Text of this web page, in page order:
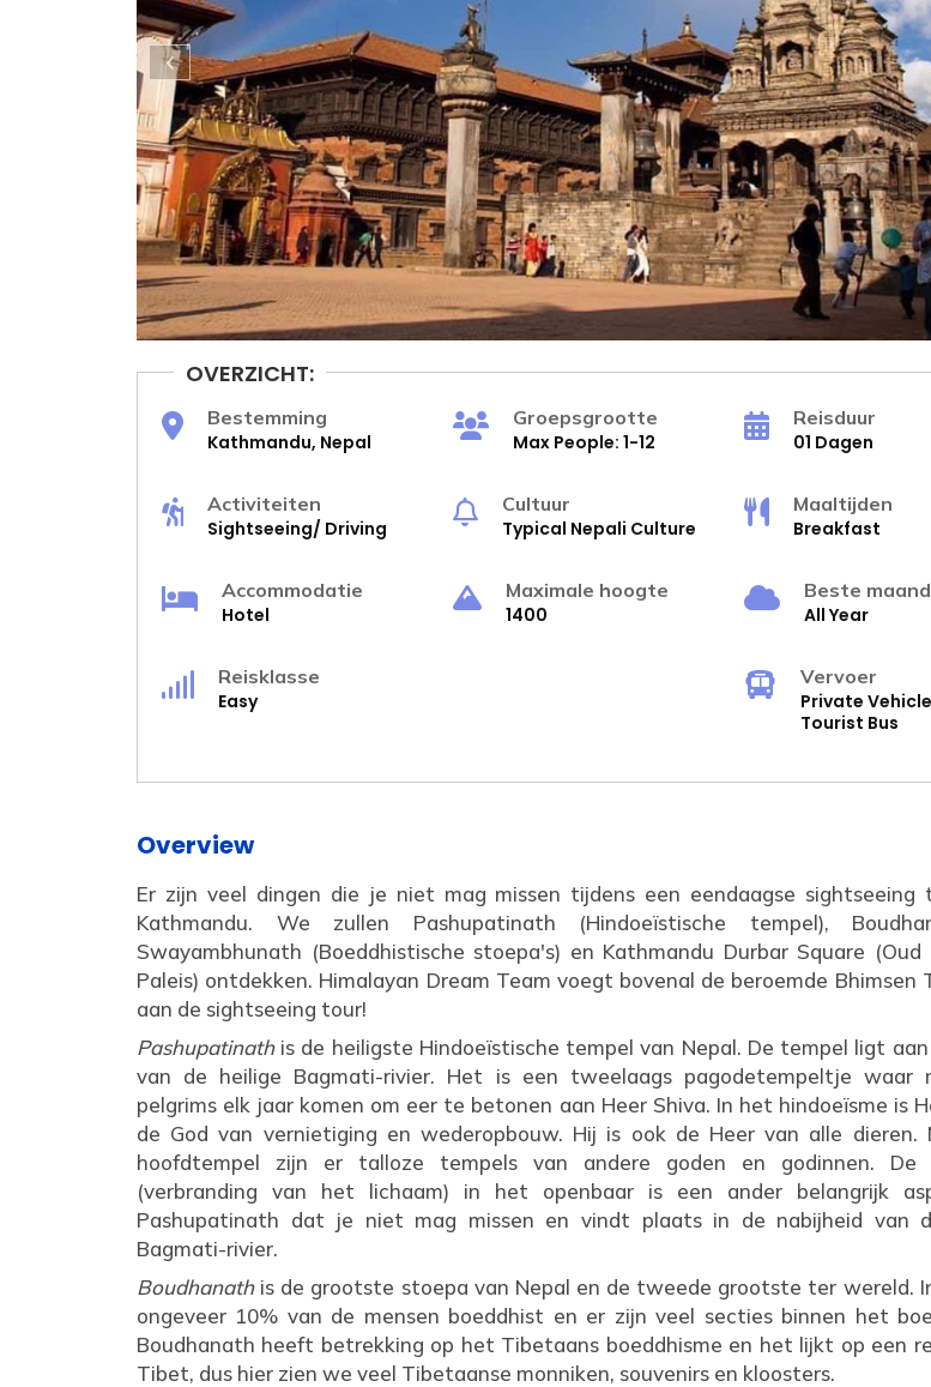
OVERZICHT:
Bestemming
Kathmandu, Nepal
Groepsgrootte
Max People: 1-12
Reisduur
01 Dagen
Activiteiten
Sightseeing/ Driving
Cultuur
Typical Nepali Culture
Maaltijden
Breakfast
Accommodatie
Hotel
Maximale hoogte
1400
Beste maand
All Year
Reisklasse
Easy
Vervoer
Private
Tourist Bus
Overview
Er zijn veel dingen die je niet mag missen tijdens een eendaagse sightseeing
Kathmandu. We zullen Pashupatinath (Hindoeïstische tempel),
Swayambhunath (Boeddhistische stoepa's) en Kathmandu Durbar Square (Oud
Paleis) ontdekken. Himalayan Dream Team voegt bovenal de beroemde Bhimsen
aan de sightseeing tour!
Pashupatinathis de heiligste Hindoeïstische tempel van Nepal. De tempel ligt
van de heilige Bagmati-rivier. Het is een tweelaags pagodetempeltje waar
pelgrims elk jaar komen om eer te betonen aan Heer Shiva. In het hindoeïsme is
de God van vernietiging en wederopbouw. Hij is ook de Heer van alle dieren.
hoofdtempel zijn er talloze tempels van andere goden en godinnen. De
(verbranding van het lichaam) in het openbaar is een ander belangrijk
Pashupatinath dat je niet mag missen en vindt plaats in de nabijheid van
Bagmati-rivier.
Boudhanathis de grootste stoepa van Nepal en de tweede grootste ter wereld.
ongeveer 10% van de mensen boeddhist en er zijn veel secties binnen het
Boudhanath heeft betrekking op het Tibetaans boeddhisme en het lijkt op een
Tibet, dus hier zien we veel Tibetaanse monniken, souvenirs en kloosters.